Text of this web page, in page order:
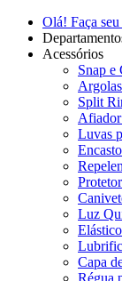
Olá! Faça seu
Acessórios
Snap e
Argolas
Split
Afiador
Luvas
Luz
Capa
Régua